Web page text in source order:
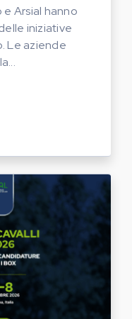
Arsial hanno
iniziative
Le aziende
ARSIAL HANNO